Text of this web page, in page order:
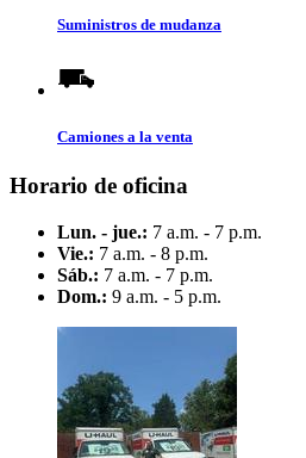
Suministros de mudanza
Camiones a la venta
Horario de oficina
Lun. - jue.: 7 a.m. - 7 p.m.
Vie.: 7 a.m. - 8 p.m.
Sáb.: 7 a.m. - 7 p.m.
Dom.: 9 a.m. - 5 p.m.